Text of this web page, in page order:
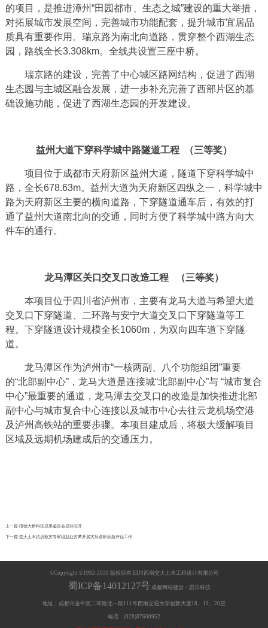
的项目，是推进漳州“田园都市、生态之城”建设的重大举措，
对拓展城市发展空间，完善城市功能配套，提升城市宜居品
质具有重要作用。瑞京路为南北向道路，贯穿整个西湖生态
园，路线全长3.308km。全线共设置三座中桥。
瑞京路的建设，完善了中心城区路网结构，促进了西湖
生态园与主城区融合发展，进一步补充完善了西部片区的基
础设施功能，促进了西湖生态园的开发建设。
益州大道下穿科学城中路隧道工程 （三等奖）
项目位于成都市天府新区益州大道，隧道下穿科学城中
路，全长678.63m。益州大道为天府新区四纵之一，科学城中
路为天府新区主要的横向道路，下穿隧道通车后，有效的打
通了益州大道南北向的交通，同时方便了科学城中路方向大
件车的通行。
龙马潭区关口交叉口改造工程 （三等奖）
本项目位于四川省泸州市，主要有龙马大道与希望大道
交叉口下穿隧道、二环路与安宁大道交叉口下穿隧道等工
程。下穿隧道设计规模全长1060m，为双向四车道下穿隧
道。
龙马潭区作为泸州市“一核两副、八个功能组团”重要
的“北部副中心”，龙马大道是连接城“北部副中心”与 “城市复合
中心”最重要的通道，龙马潭去交叉口的改造是加快推进北部
副中心与城市复合中心连接以及城市中心去往云龙机场空港
及泸州高铁站的重要步骤。本项目建成后，将极大缓解项目
区域及远期机场建成后的交通压力。
上一篇:猎德大桥科技成果鉴定会成功召开
下一篇:交大土木抗洪救灾专家组赶赴古蔺开展灾后路桥应急评估工作
©Copyright ©1992-2020 版权所有 四川西南交大土木工程设计有限公司
蜀ICP备14012127号成都网站建设：思乐科技
地址：成都市金牛区二环路北一段111号西南交通大学创新大厦18、19、20层
电话：(028)87600952